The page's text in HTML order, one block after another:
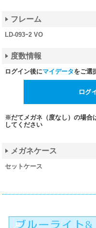
フレーム
LD-093ｰ2 VO
度数情報
ログイン後にマイデータをご選
※だてメガネ（度なし）の場合
してください
メガネケース
セットケース